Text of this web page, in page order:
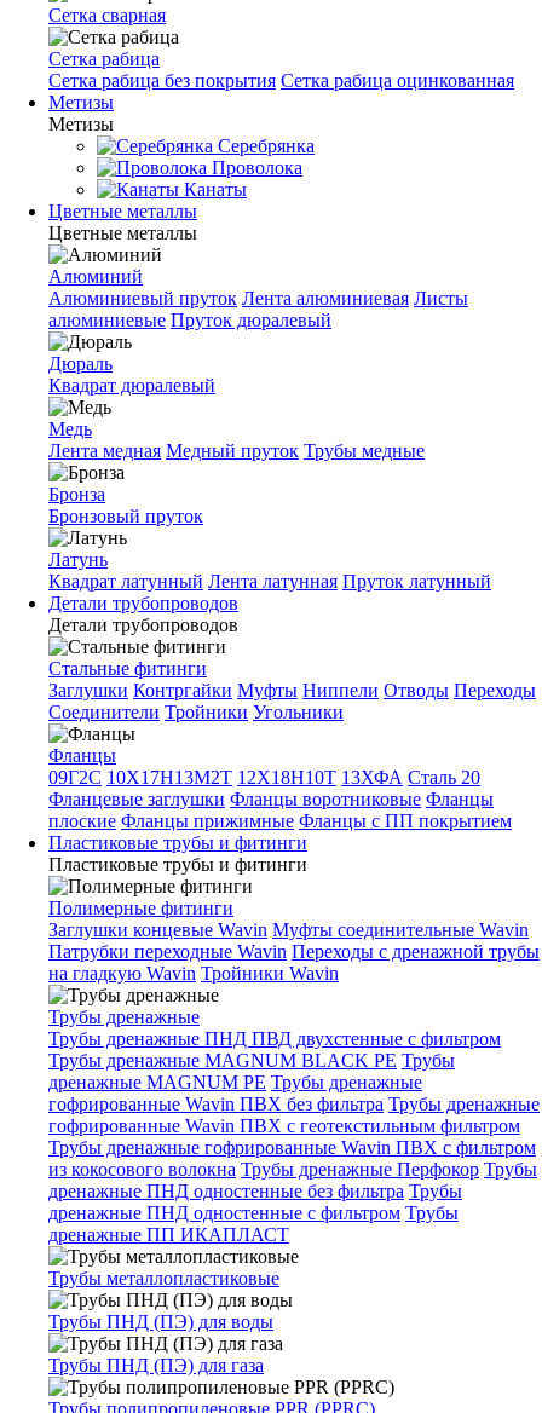
Сетка сварная
Сетка рабица
Сетка рабица без покрытия Сетка рабица оцинкованная
Метизы
Метизы
Серебрянка
Проволока
Канаты
Цветные металлы
Цветные металлы
Алюминий
Алюминиевый пруток Лента алюминиевая Листы
алюминиевые Пруток дюралевый
Дюраль
Квадрат дюралевый
Медь
Лента медная Медный пруток Трубы медные
Бронза
Бронзовый пруток
Латунь
Квадрат латунный Лента латунная Пруток латунный
Детали трубопроводов
Детали трубопроводов
Стальные фитинги
Заглушки Контргайки Муфты Ниппели Отводы Переходы
Соединители Тройники Угольники
Фланцы
09Г2С 10Х17Н13М2Т 12Х18Н10Т 13ХФА Сталь 20
Фланцевые заглушки Фланцы воротниковые Фланцы
плоские Фланцы прижимные Фланцы с ПП покрытием
Пластиковые трубы и фитинги
Пластиковые трубы и фитинги
Полимерные фитинги
Заглушки концевые Wavin Муфты соединительные Wavin
Патрубки переходные Wavin Переходы с дренажной трубы
на гладкую Wavin Тройники Wavin
Трубы дренажные
Трубы дренажные ПНД ПВД двухстенные с фильтром
Трубы дренажные MAGNUM BLACK PE Трубы
дренажные MAGNUM PE Трубы дренажные
гофрированные Wavin ПВХ без фильтра Трубы дренажные
гофрированные Wavin ПВХ с геотекстильным фильтром
Трубы дренажные гофрированные Wavin ПВХ с фильтром
из кокосового волокна Трубы дренажные Перфокор Трубы
дренажные ПНД одностенные без фильтра Трубы
дренажные ПНД одностенные с фильтром Трубы
дренажные ПП ИКАПЛАСТ
Трубы металлопластиковые
Трубы ПНД (ПЭ) для воды
Трубы ПНД (ПЭ) для газа
Трубы полипропиленовые PPR (PPRC)